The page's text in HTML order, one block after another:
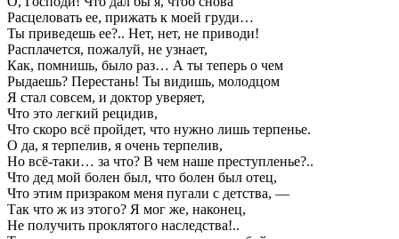
Расцеловать ее, прижать к моей груди…
Ты приведешь ее?.. Нет, нет, не приводи!
Расплачется, пожалуй, не узнает,
Как, помнишь, было раз… А ты теперь о чем
Рыдаешь? Перестань! Ты видишь, молодцом
Я стал совсем, и доктор уверяет,
Что это легкий рецидив,
Что скоро всё пройдет, что нужно лишь терпенье.
О да, я терпелив, я очень терпелив,
Но всё-таки… за что? В чем наше преступленье?..
Что дед мой болен был, что болен был отец,
Что этим призраком меня пугали с детства, —
Так что ж из этого? Я мог же, наконец,
Не получить проклятого наследства!..